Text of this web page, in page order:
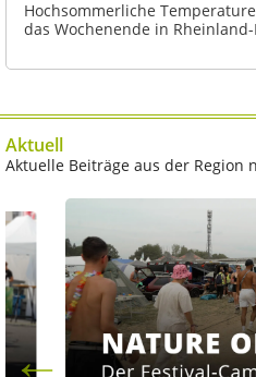
Hochsommerliche
das Wochenende in
Aktuell
Aktuelle Beiträge aus der Region